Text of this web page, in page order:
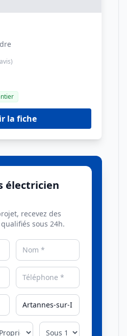
la fiche
électricien
recevez des
sous 24h.